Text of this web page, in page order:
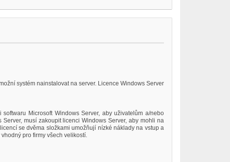
systém nainstalovat na server. Licence Windows Server
Microsoft Windows Server, aby uživatelům a/nebo
musí zakoupit licenci Windows Server, aby mohli na
se dvěma složkami umožňují nízké náklady na vstup a
pro firmy všech velikostí.